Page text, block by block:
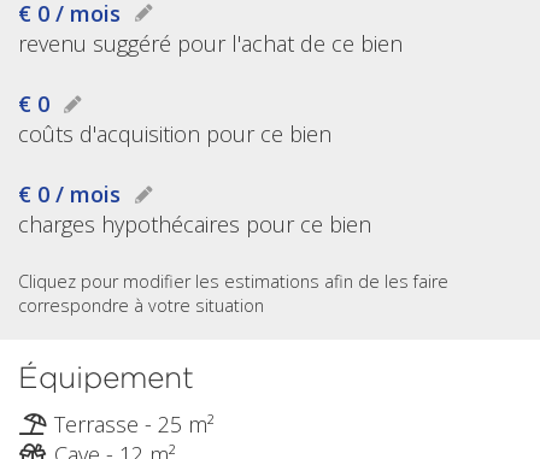
€ 0 / mois
revenu suggéré pour l'achat de ce bien
€ 0
coûts d'acquisition pour ce bien
€ 0 / mois
charges hypothécaires pour ce bien
Cliquez pour modifier les estimations afin de les faire
correspondre à votre situation
Équipement
Terrasse - 25 m²